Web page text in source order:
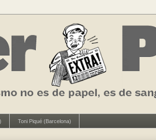
Toni Piqué (Barcelona)